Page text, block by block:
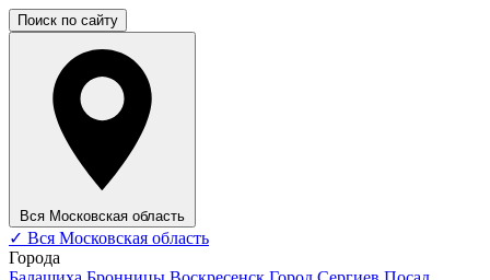
Поиск по сайту
Вся Московская область
✓ Вся Московская область
Города